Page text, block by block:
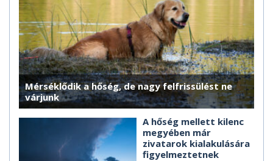
Mérséklődik a hőség, de nagy felfrissülést ne
várjunk
A hőség mellett kilenc
megyében már
zivatarok kialakulására
figyelmeztetnek